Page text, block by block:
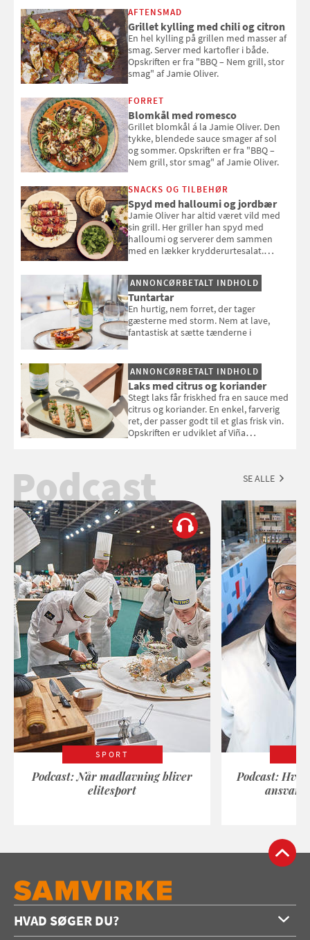
selvstændigt måltid. Opskriften er fra
Louisa Lorangs kogebog "Salat".
AFTENSMAD
Grillet kylling med chili og citron
En hel kylling på grillen med masser af
smag. Server med kartofler i både.
Opskriften er fra "BBQ – Nem grill, stor
smag" af Jamie Oliver.
FORRET
Blomkål med romesco
Grillet blomkål á la Jamie Oliver. Den
tykke, blendede sauce smager af sol
og sommer. Opskriften er fra "BBQ –
Nem grill, stor smag" af Jamie Oliver.
SNACKS OG TILBEHØR
Spyd med halloumi og jordbær
Jamie Oliver har altid været vild med
sin grill. Her griller han spyd med
halloumi og serverer dem sammen
med en lækker krydderurtesalat.
smag" af Jamie Oliver.
ANNONCØRBETALT INDHOLD
Tuntartar
En hurtig, nem forret, der tager
gæsterne med storm. Nem at lave,
fantastisk at sætte tænderne i
ANNONCØRBETALT INDHOLD
Laks med citrus og koriander
Stegt laks får friskhed fra en sauce med
citrus og koriander. En enkel, farverig
ret, der passer godt til et glas frisk vin.
Opskriften er udviklet af Viña
Podcast SE ALLE
SPORT
Podcast: Når madlavning bliver
elitesport
Podcast:
HVAD SØGER DU?